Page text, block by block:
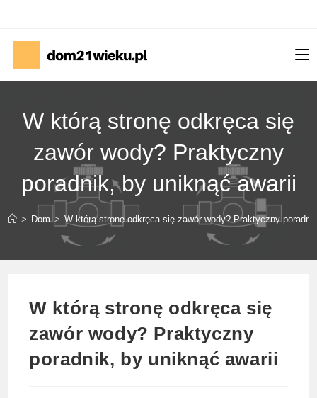
content
W którą stronę odkręca się
zawór wody? Praktyczny
poradnik, by uniknąć awarii
> Dom > W którą stronę odkręca się zawór wody? Praktyczny
W którą stronę odkręca się
zawór wody? Praktyczny
poradnik, by uniknąć awarii